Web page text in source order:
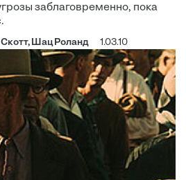
заблаговременно, пока
Шац Роланд 1.03.10